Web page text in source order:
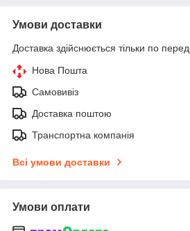
Умови доставки
Доставка здійснюється тільки по
Нова Пошта
Самовивіз
Доставка поштою
Транспортна компанія
Всі умови доставки
Умови оплати